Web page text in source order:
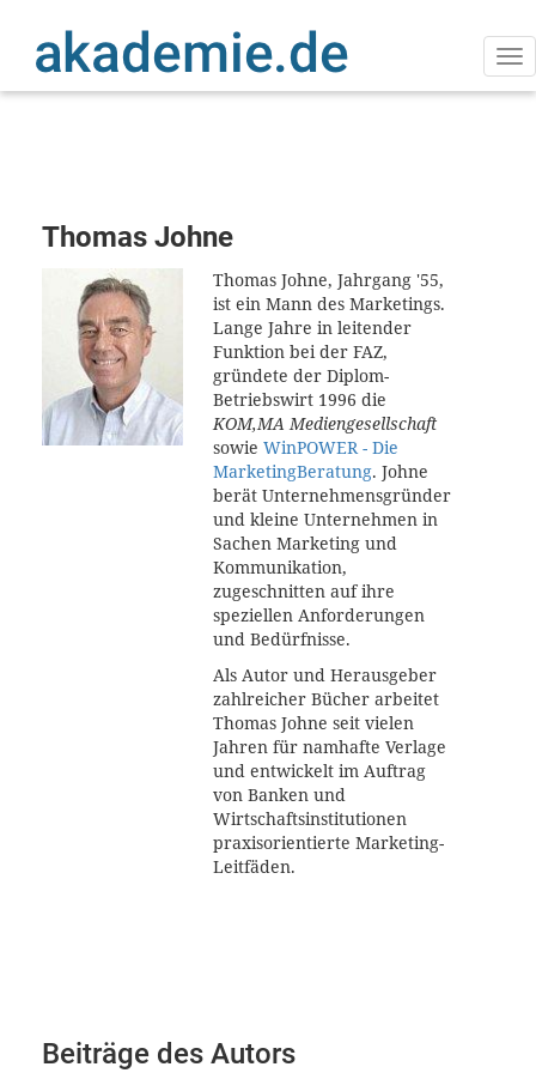
Inhalt
Thomas Johne
Thomas Johne, Jahrgang '55,
ist ein Mann des Marketings.
Lange Jahre in leitender
Funktion bei der FAZ,
gründete der Diplom-
Betriebswirt 1996 die
KOM,MA Mediengesellschaft
sowie WinPOWER - Die
MarketingBeratung. Johne
berät Unternehmensgründer
und kleine Unternehmen in
Sachen Marketing und
Kommunikation,
zugeschnitten auf ihre
speziellen Anforderungen
und Bedürfnisse.
Als Autor und Herausgeber
zahlreicher Bücher arbeitet
Thomas Johne seit vielen
Jahren für namhafte Verlage
und entwickelt im Auftrag
von Banken und
Wirtschaftsinstitutionen
praxisorientierte Marketing-
Leitfäden.
Beiträge des Autors